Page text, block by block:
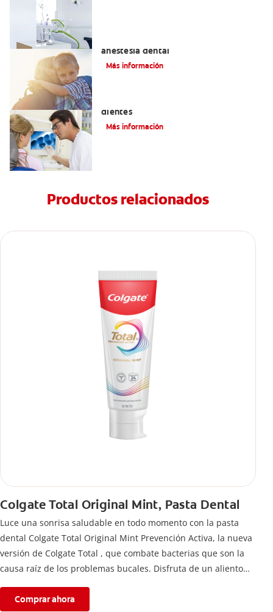
anestesia dental
Más información
dientes
Más información
Productos relacionados
Colgate Total Original Mint, Pasta Dental
Luce una sonrisa saludable en todo momento con la pasta
dental Colgate Total Original Mint Prevención Activa, la nueva
versión de Colgate Total , que combate bacterias que son la
causa raíz de los problemas bucales. Disfruta de un aliento
fórmula con desempeño superior**** de la pasta de dientes
Comprar ahora